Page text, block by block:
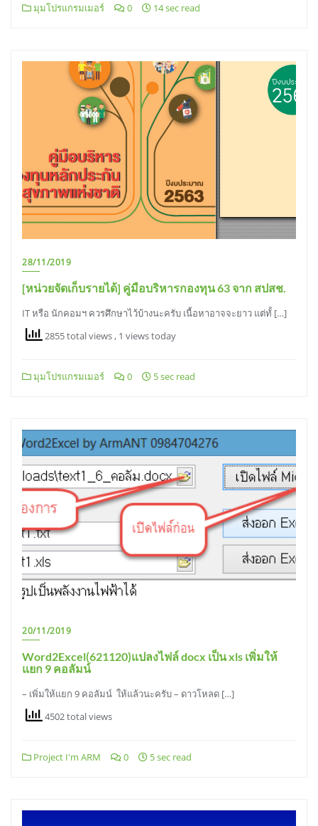
มุมโปรแกรมเมอร์ 0 14 sec read
28/11/2019
[หน่วยจัดเก็บรายได้] คู่มือบริหารกองทุน 63 จาก สปสช.
IT หรือ นักคอมฯ ควรศึกษาไว้บ้างนะครับ เนื้อหาอาจจะยาว แต่ทั้ […]
2855 total views, 1 views today
มุมโปรแกรมเมอร์ 0 5 sec read
20/11/2019
Word2Excel(621120)แปลงไฟล์ docx เป็น xls เพิ่มให้
แยก 9 คอลัมน์
– เพิ่มให้แยก 9 คอลัมน์ ให้แล้วนะครับ – ดาวโหลด […]
4502 total views
Project I'm ARM 0 5 sec read